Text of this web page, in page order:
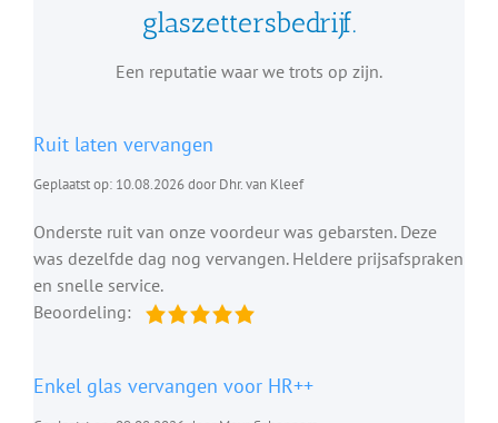
glaszettersbedrijf.
Een reputatie waar we trots op zijn.
Ruit laten vervangen
Geplaatst op: 10.08.2026 door Dhr. van Kleef
Onderste ruit van onze voordeur was gebarsten. Deze
was dezelfde dag nog vervangen. Heldere prijsafspraken
en snelle service.
Beoordeling:
Enkel glas vervangen voor HR++